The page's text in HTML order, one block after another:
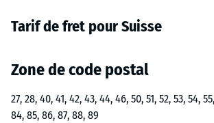
Tarif de fret pour Suisse
Zone de code postal
27, 28, 40, 41, 42, 43, 44, 46, 50, 51, 52, 53, 54,
84, 85, 86, 87, 88, 89